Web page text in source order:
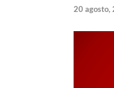
20 agosto,